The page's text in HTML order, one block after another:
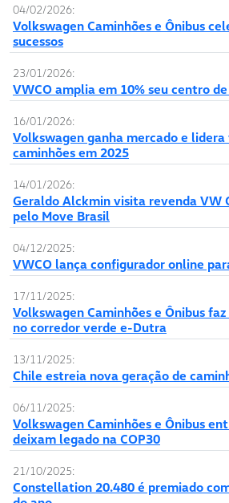
04/02/2026:
Volkswagen Caminhões e Ônibus
sucessos
23/01/2026:
VWCO amplia em 10% seu centro
16/01/2026:
Volkswagen ganha mercado e lidera
caminhões em 2025
14/01/2026:
Geraldo Alckmin visita revenda VW
pelo Move Brasil
04/12/2025:
VWCO lança configurador online
17/11/2025:
Volkswagen Caminhões e Ônibus
no corredor verde e-Dutra
13/11/2025:
Chile estreia nova geração de
06/11/2025:
Volkswagen Caminhões e Ônibus
deixam legado na COP30
21/10/2025:
Constellation 20.480 é premiado